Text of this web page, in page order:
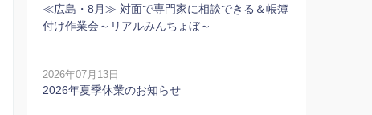
≪広島・8月≫ 対面で専門家に相談できる＆帳簿
付け作業会～リアルみんちょぼ～
2026年07月13日
2026年夏季休業のお知らせ